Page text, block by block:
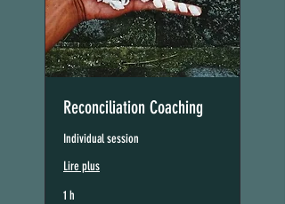
Reconciliation Coaching
Individual session
Lire plus
1 h